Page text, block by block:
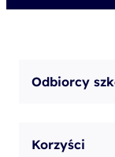
Odbiorcy
Korzyści